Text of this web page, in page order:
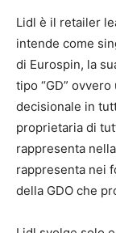
Lidl è il retailer
intende come
di Eurospin, la
tipo “GD”
decisionale in
proprietaria di
rappresenta
rappresenta nei
della GDO che